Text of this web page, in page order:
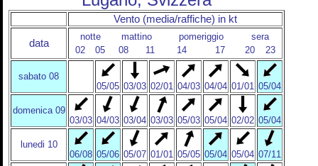
Vento (media/raffiche) in kt
data
notte mattino pomeriggio
sera
02
05 08 11 14 17 20 23
sabato 08
05/05 03/03 02/01 04/03 04/04 01/01 05/04
domenica 09
03/03 04/03 03/04 03/03 05/03 05/04 02/02 05/04
lunedi 10
06/08 05/06 05/07 01/01 05/05 05/04 05/04 07/11